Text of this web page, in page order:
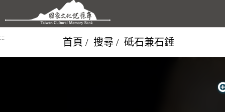
跳到主要內容區塊
::: 首頁 搜尋 砥石兼石錘